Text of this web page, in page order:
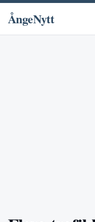
ÅngeNytt